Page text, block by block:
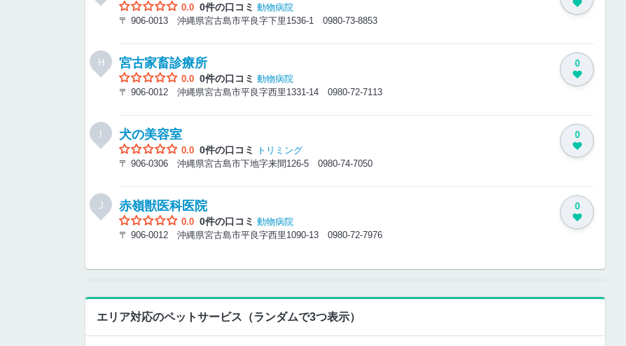
0.0 0件の口コミ 動物病院
〒 906-0013 沖縄県宮古島市平良字下里1536-1 0980-73-8853
H 宮古家畜診療所
0.0 0件の口コミ 動物病院
〒 906-0012 沖縄県宮古島市平良字西里1331-14 0980-72-7113
0
I 犬の美容室
0.0 0件の口コミ
トリミング
〒 906-0306 沖縄県宮古島市下地字来間126-5 0980-74-7050
0
J 赤嶺獣医科医院
0.0 0件の口コミ 動物病院
〒 906-0012 沖縄県宮古島市平良字西里1090-13 0980-72-7976
0
エリア対応のペットサービス（ランダムで3つ表示）